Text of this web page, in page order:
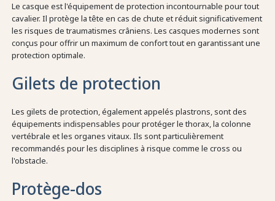
Le casque est l'équipement de protection incontournable pour tout
cavalier. Il protège la tête en cas de chute et réduit significativement
les risques de traumatismes crâniens. Les casques modernes sont
conçus pour offrir un maximum de confort tout en garantissant une
protection optimale.
Gilets de protection
Les gilets de protection, également appelés plastrons, sont des
équipements indispensables pour protéger le thorax, la colonne
vertébrale et les organes vitaux. Ils sont particulièrement
recommandés pour les disciplines à risque comme le cross ou
l'obstacle.
Protège-dos